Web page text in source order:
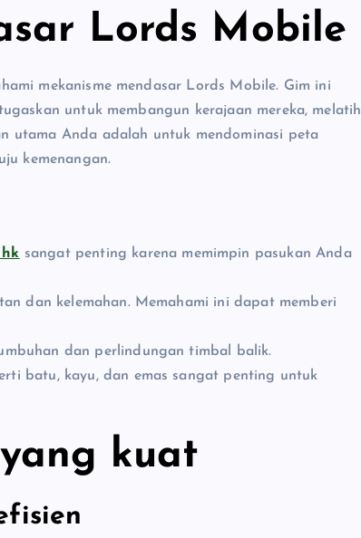
Lords Mobile
mekanisme mendasar Lords Mobile. Gim ini
untuk membangun kerajaan mereka, melatih
utama Anda adalah untuk mendominasi peta
kemenangan.
sangat penting karena memimpin pasukan Anda
dan kelemahan. Memahami ini dapat memberi
dan perlindungan timbal balik.
batu, kayu, dan emas sangat penting untuk
kuat